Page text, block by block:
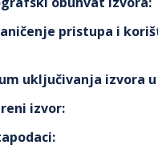
pristupa i
uključivanja izvora u
izvor:
: